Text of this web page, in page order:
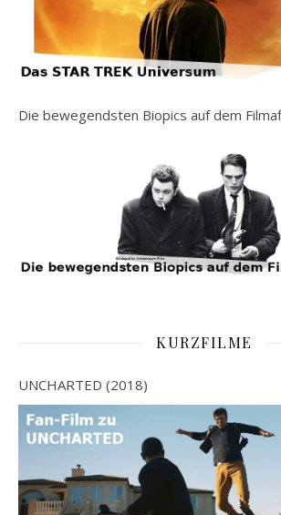
Die bewegendsten Biopics auf dem
KURZFILME
UNCHARTED (2018)